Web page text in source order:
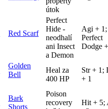
útok
Red Scarf
Perfect
Hide -
neodhalí
ani Insect
a Demon
Agi + 1;
Perfect
Dodge
Golden
Bell
Heal za
400 HP
Str + 1;
+ 1
Bark
Shorts
Poison
recovery
Hit + 5;